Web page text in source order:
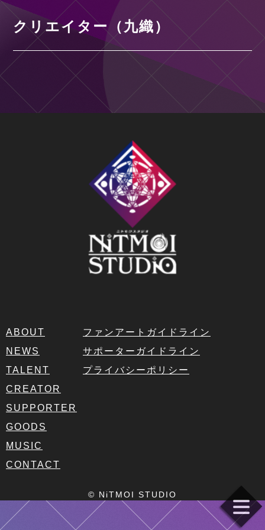
クリエイター（九織）
ABOUT
NEWS
TALENT
CREATOR
SUPPORTER
GOODS
MUSIC
CONTACT
ファンアートガイドライン
サポーターガイドライン
プライバシーポリシー
© NiTMOI STUDIO